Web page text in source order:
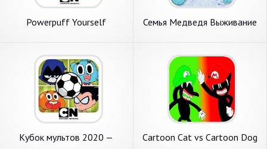
Powerpuff Yourself Семья Медведя Выживание
Кубок мультов 2020 —
Cartoon Cat vs Cartoon Dog